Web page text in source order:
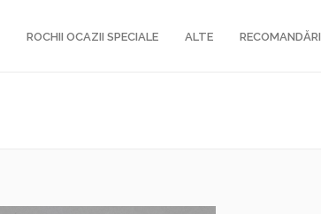
ROCHII OCAZII SPECIALE ALTE RECOMANDĂRI